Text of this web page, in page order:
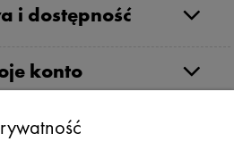
i dostępność
konto
Serwis